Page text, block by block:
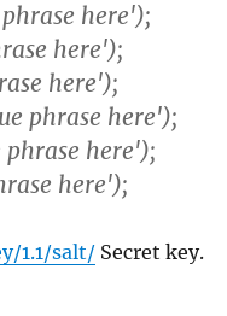
here');
here');
here');
phrase here');
here');
here');
1.1/salt/Secret key.